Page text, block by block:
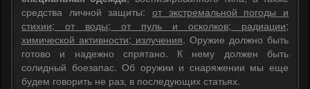
средства личной защиты: от экстремальной погоды и
стихии; от воды; от пуль и осколков; радиации;
химической активности; излучения. Оружие должно быть
готово и надежно спрятано. К нему должен быть
солидный боезапас. Об оружии и снаряжении мы еще
будем говорить не раз, в последующих статьях.